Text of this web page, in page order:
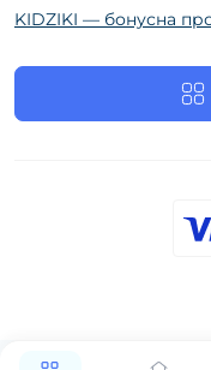
KIDZIKI — бонусна